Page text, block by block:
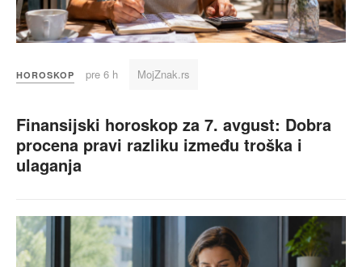
HOROSKOP pre 6 h MojZnak.rs
Finansijski horoskop za 7. avgust: Dobra
procena pravi razliku između troška i
ulaganja